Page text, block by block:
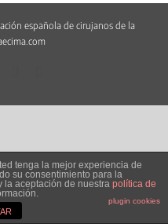
española de cirujanos de la
tenga la mejor experiencia de
su consentimiento para la
la aceptación de nuestra política de
plugin cookies